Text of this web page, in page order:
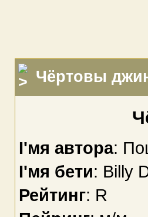
Чёртовы
І'мя автора:
І'мя бети: Billy
Рейтинг: R